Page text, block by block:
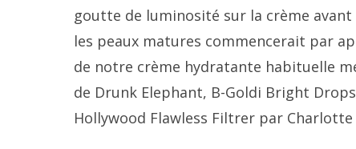
goutte de luminosité sur la crème
les peaux matures commencerait par
de notre crème hydratante habituelle
de Drunk Elephant, B-Goldi Bright
Hollywood Flawless Filtrer par